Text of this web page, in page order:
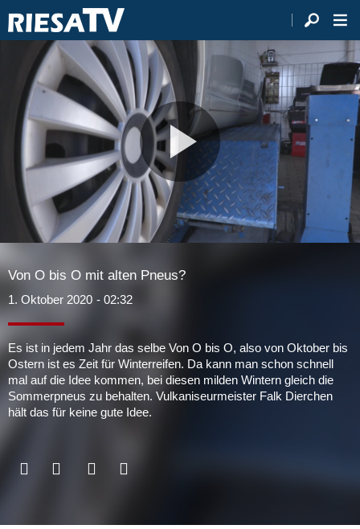
Video
Von O bis O mit alten Pneus?
1. Oktober 2020 - 02:32
Es ist in jedem Jahr das selbe Von O bis O, also von Oktober bis
Ostern ist es Zeit für Winterreifen. Da kann man schon schnell
mal auf die Idee kommen, bei diesen milden Wintern gleich die
Sommerpneus zu behalten. Vulkaniseurmeister Falk Dierchen
hält das für keine gute Idee.